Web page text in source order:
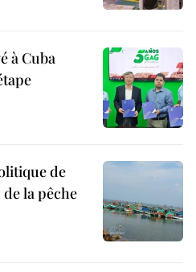
à Cuba
de
la pêche